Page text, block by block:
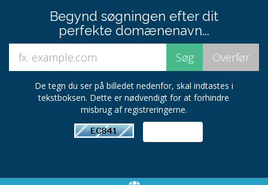
Begynd søgningen efter dit
perfekte domænenavn...
De tegn du ser på billedet nedenfor, skal indtastes i
tekstboksen. Dette er nødvendigt for at forhindre
misbrug af registreringerne.